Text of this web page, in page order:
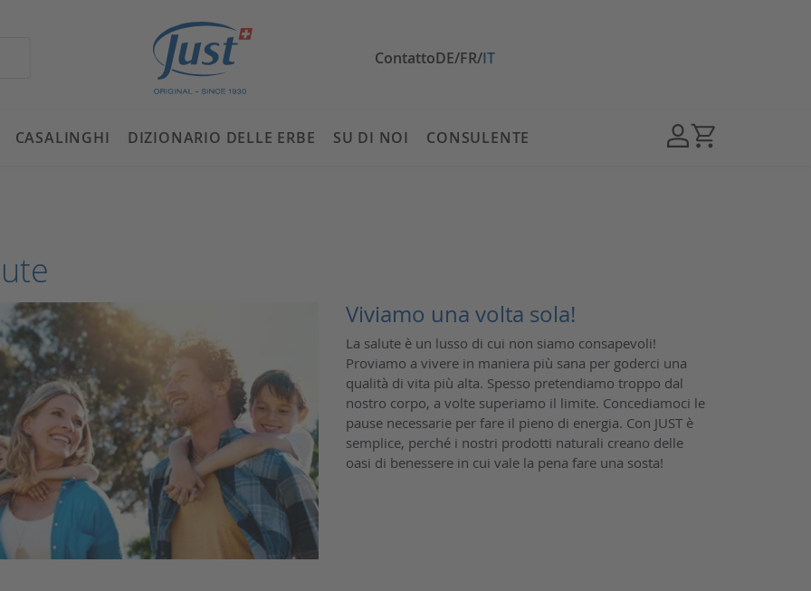
ContattoDE/FR/IT
CASALINGHI DIZIONARIO DELLE ERBE SU DI NOI CONSULENTE
Viviamo una volta sola!
La salute è un lusso di cui non siamo consapevoli!
Proviamo a vivere in maniera più sana per goderci una
qualità di vita più alta. Spesso pretendiamo troppo dal
nostro corpo, a volte superiamo il limite. Concediamoci le
pause necessarie per fare il pieno di energia. Con JUST è
semplice, perché i nostri prodotti naturali creano delle
oasi di benessere in cui vale la pena fare una sosta!